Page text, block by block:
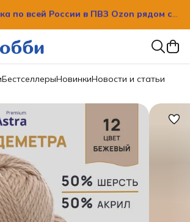
по всей России в ПВЗ Ozon рядом с
БестселлерыНовинкиНовости и статьи